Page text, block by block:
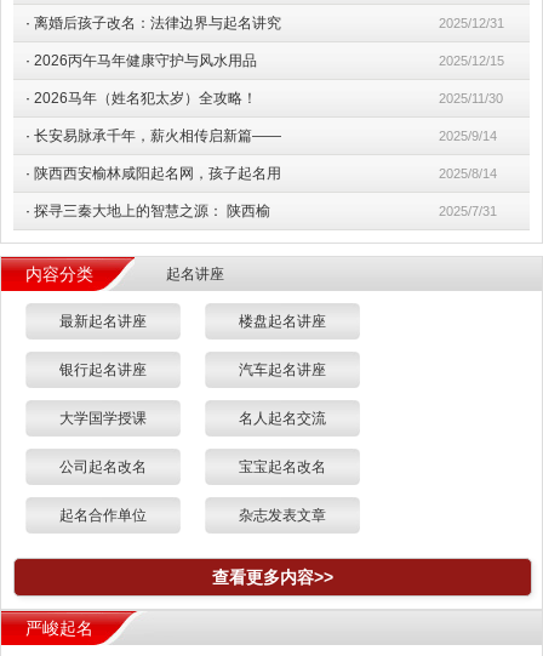
· 离婚后孩子改名：法律边界与起名讲究 2025/12/31
· 2026丙午马年健康守护与风水用品 2025/12/15
· 2026马年（姓名犯太岁）全攻略！ 2025/11/30
· 长安易脉承千年，薪火相传启新篇—— 2025/9/14
· 陕西西安榆林咸阳起名网，孩子起名用 2025/8/14
· 探寻三秦大地上的智慧之源： 陕西榆 2025/7/31
内容分类 起名讲座
最新起名讲座 楼盘起名讲座
银行起名讲座 汽车起名讲座
大学国学授课 名人起名交流
公司起名改名 宝宝起名改名
起名合作单位 杂志发表文章
查看更多内容>>
严峻起名